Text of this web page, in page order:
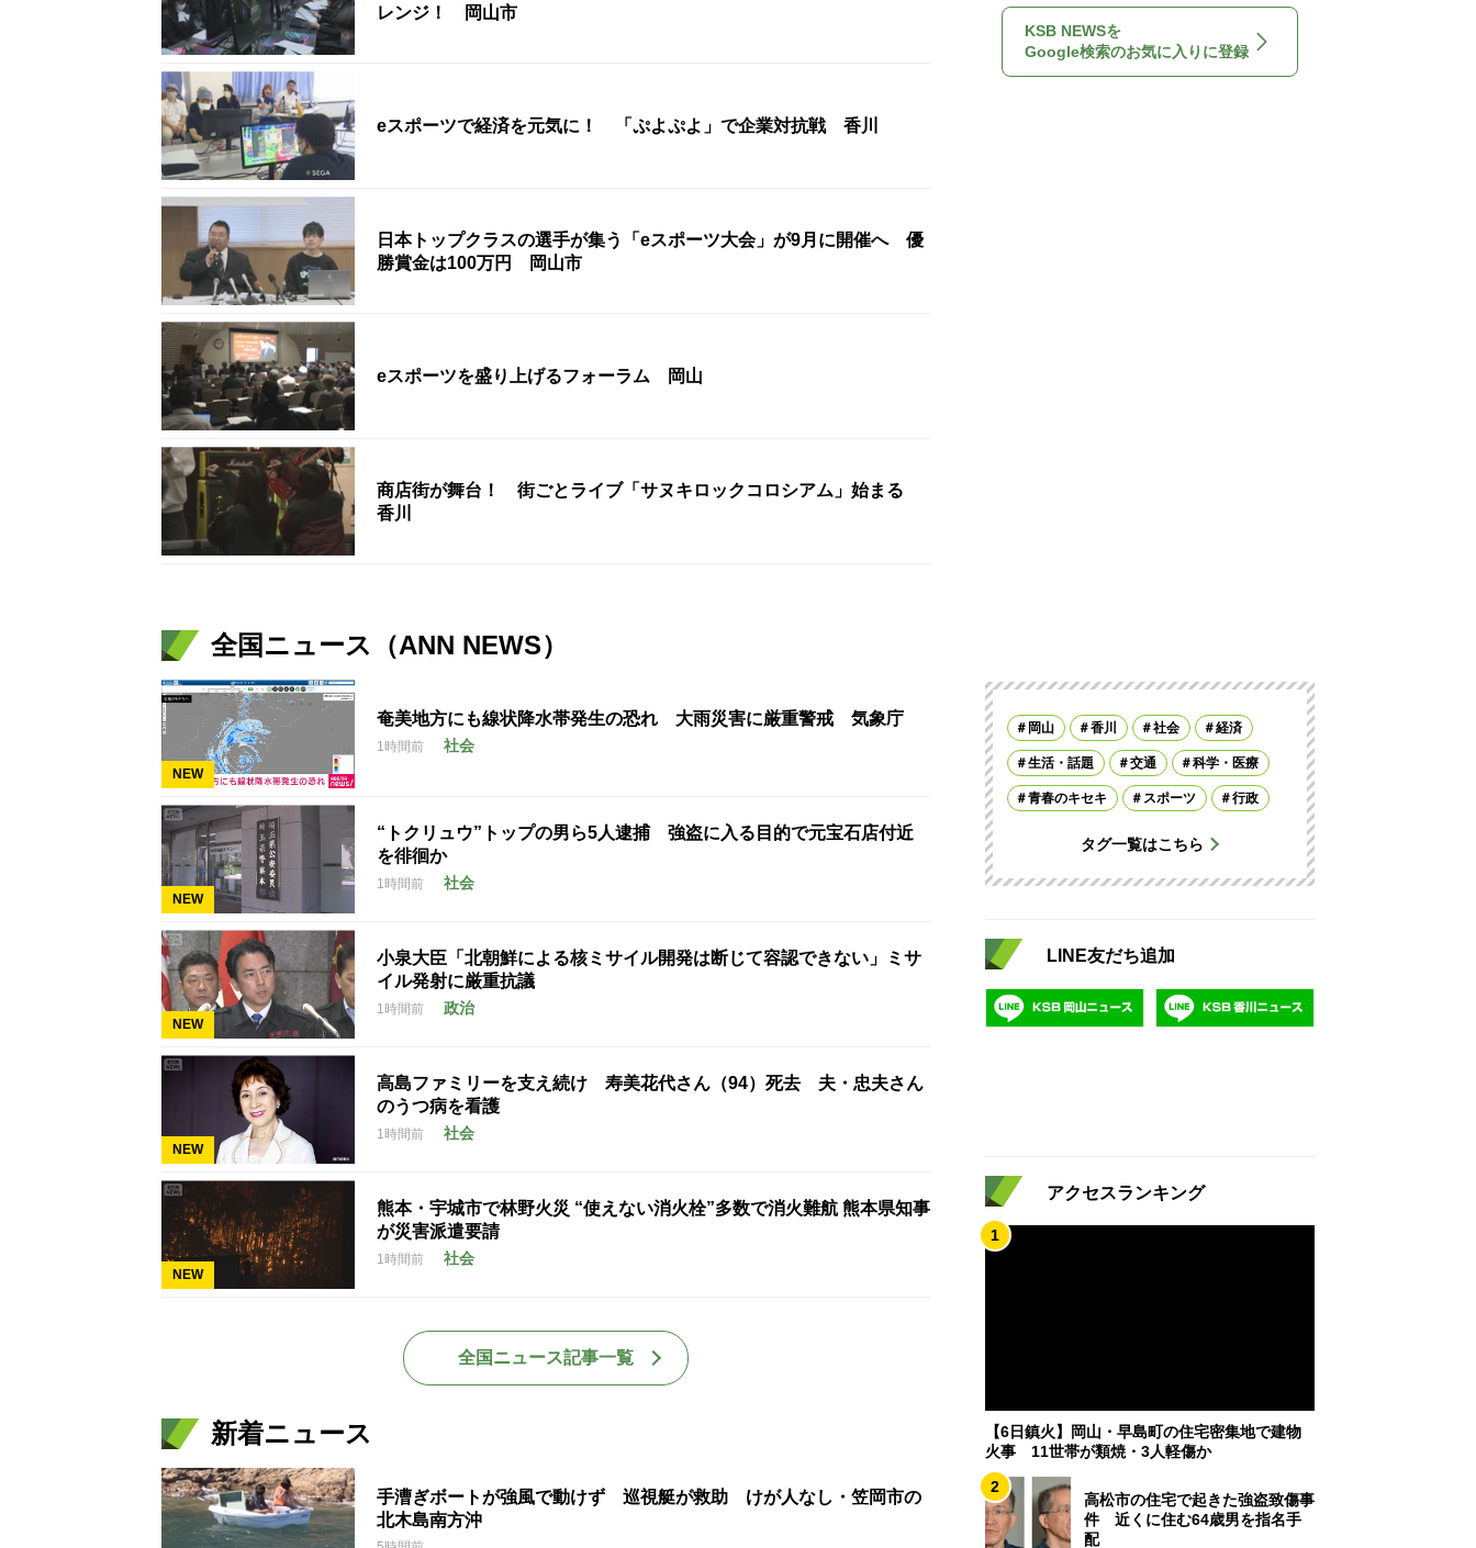
レンジ！ 岡山市
eスポーツで経済を元気に！ 「ぷよぷよ」で企業対抗戦 香川
日本トップクラスの選手が集う「eスポーツ大会」が9月に開催へ 優
勝賞金は100万円 岡山市
eスポーツを盛り上げるフォーラム 岡山
商店街が舞台！ 街ごとライブ「サヌキロックコロシアム」始まる
香川
全国ニュース（ANN NEWS）
NEW
奄美地方にも線状降水帯発生の恐れ 大雨災害に厳重警戒 気象庁
1時間前 社会
NEW
“トクリュウ”トップの男ら5人逮捕 強盗に入る目的で元宝石店付近
を徘徊か
1時間前 社会
NEW
小泉大臣「北朝鮮による核ミサイル開発は断じて容認できない」ミサ
イル発射に厳重抗議
1時間前 政治
NEW
高島ファミリーを支え続け 寿美花代さん（94）死去 夫・忠夫さん
のうつ病を看護
1時間前 社会
NEW
熊本・宇城市で林野火災 “使えない消火栓”多数で消火難航 熊本県知事
が災害派遣要請
1時間前 社会
全国ニュース記事一覧
新着ニュース
手漕ぎボートが強風で動けず 巡視艇が救助 けが人なし・笠岡市の
北木島南方沖
KSB NEWSを
Google検索のお気に入りに登録
岡山 香川 社会 経済
生活・話題 交通 科学・医療
青春のキセキ スポーツ 行政
タグ一覧はこちら
LINE友だち追加
アクセスランキング
1
【6日鎮火】岡山・早島町の住宅密集地で建物
火事 11世帯が類焼・3人軽傷か
2
高松市の住宅で起きた強盗致傷事
件 近くに住む64歳男を指名手
配